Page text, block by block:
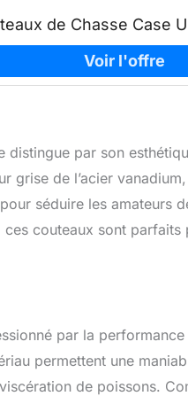
de Chasse Case
distingue par son
grise de l’acier
séduire les amateurs
couteaux sont
par la
permettent une
de poissons.